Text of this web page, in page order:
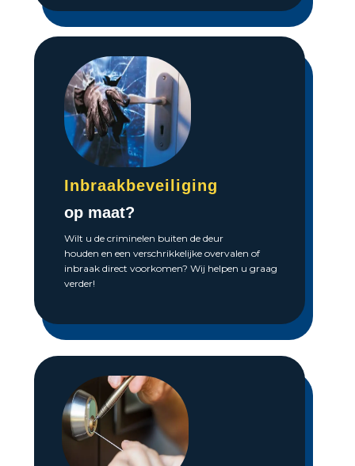
Inbraakbeveiliging
op maat?
Wilt u de criminelen buiten de deur
houden en een verschrikkelijke overvalen of
inbraak direct voorkomen? Wij helpen u graag
verder!